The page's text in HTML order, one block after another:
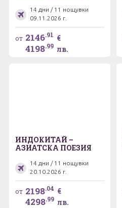
14 дни / 11 нощувки
09.11.2026 г.
от 2146.91 €
4198.99 лв.
ИНДОКИТАЙ –
АЗИАТСКА ПОЕЗИЯ
14 дни / 11 нощувки
20.10.2026 г.
от 2198.04 €
4298.99 лв.